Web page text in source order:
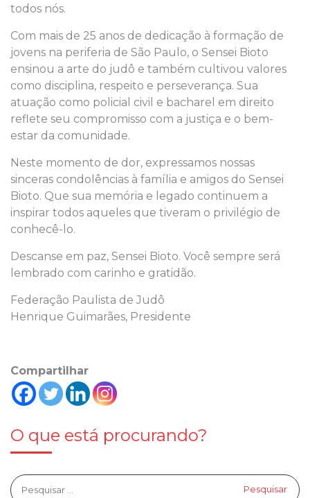
todos nós.
Com mais de 25 anos de dedicação à formação de
jovens na periferia de São Paulo, o Sensei Bioto
ensinou a arte do judô e também cultivou valores
como disciplina, respeito e perseverança. Sua
atuação como policial civil e bacharel em direito
reflete seu compromisso com a justiça e o bem-
estar da comunidade.
Neste momento de dor, expressamos nossas
sinceras condolências à família e amigos do Sensei
Bioto. Que sua memória e legado continuem a
inspirar todos aqueles que tiveram o privilégio de
conhecê-lo.
Descanse em paz, Sensei Bioto. Você sempre será
lembrado com carinho e gratidão.
Federação Paulista de Judô
Henrique Guimarães, Presidente
Compartilhar
O que está procurando?